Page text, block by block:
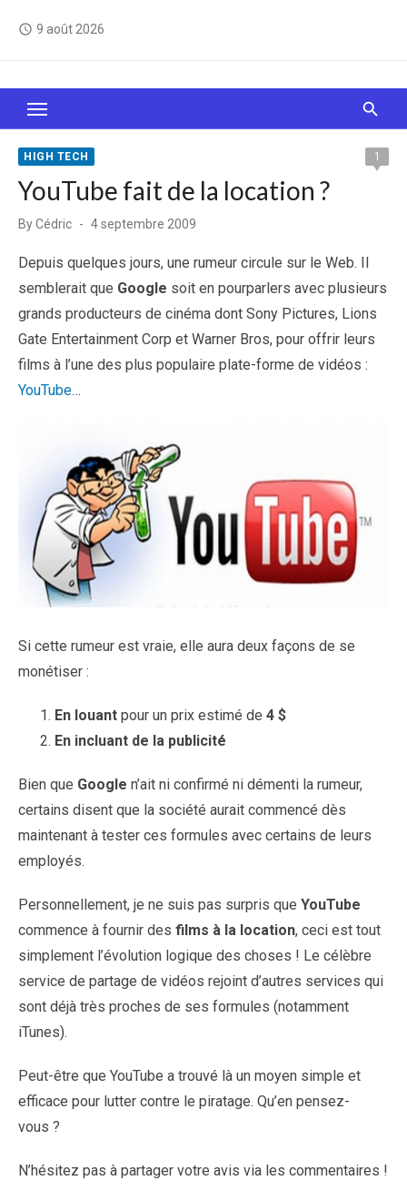
access_time 9 août 2026
Le Web, c'est comme une boîte de chocolats… On
sait jamais sur quoi on va tomber !
HIGH TECH 1
YouTube fait de la location ?
ByCédric
Posted
4 septembre 2009
Depuis quelques jours, une rumeur circule sur le Web. Il
semblerait que Google soit en pourparlers avec plusieurs
grands producteurs de cinéma dont Sony Pictures, Lions
Gate Entertainment Corp et Warner Bros, pour offrir leurs
films à l’une des plus populaire plate-forme de vidéos :
YouTube…
Si cette rumeur est vraie, elle aura deux façons de se
monétiser :
En louant pour un prix estimé de 4 $
En incluant de la publicité
Bien que Google n’ait ni confirmé ni démenti la rumeur,
certains disent que la société aurait commencé dès
maintenant à tester ces formules avec certains de leurs
employés.
Personnellement, je ne suis pas surpris que YouTube
commence à fournir des films à la location, ceci est tout
simplement l’évolution logique des choses ! Le célèbre
service de partage de vidéos rejoint d’autres services qui
sont déjà très proches de ses formules (notamment
iTunes).
Peut-être que YouTube a trouvé là un moyen simple et
efficace pour lutter contre le piratage. Qu’en pensez-
vous ?
N’hésitez pas à partager votre avis via les commentaires !